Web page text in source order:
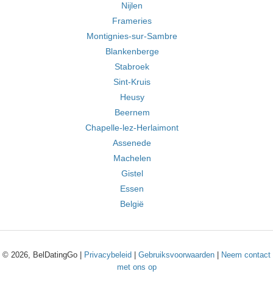
Nijlen
Frameries
Montignies-sur-Sambre
Blankenberge
Stabroek
Sint-Kruis
Heusy
Beernem
Chapelle-lez-Herlaimont
Assenede
Machelen
Gistel
Essen
België
© 2026, BelDatingGo | Privacybeleid Gebruiksvoorwaarden
Neem contact
met ons op